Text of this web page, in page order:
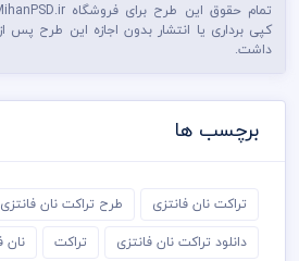
کپی برداری یا انتشار بدون اجازه این طرح پس
داشت.
برچسب ها
تراکت نان فانتزی طرح تراکت نان فانتزی
دانلود تراکت نان فانتزی تراکت نان